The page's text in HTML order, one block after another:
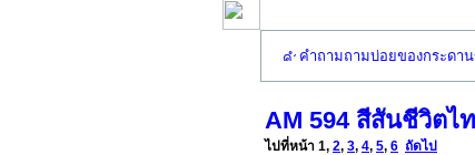
คำถามถามบ่อยของกระดา
AM 594 สีสันชีวิตไ
ไปที่หน้า 1, 2, 3, 4, 5, 6 ถัดไป